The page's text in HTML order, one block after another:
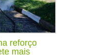
reforço
mais